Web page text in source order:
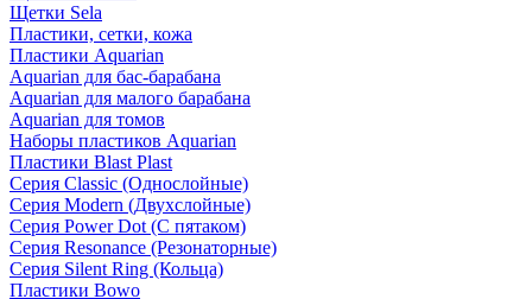
Щетки Sela
Пластики, сетки, кожа
Пластики Aquarian
Aquarian для бас-барабана
Aquarian для малого барабана
Aquarian для томов
Наборы пластиков Aquarian
Пластики Blast Plast
Серия Classic (Однослойные)
Серия Modern (Двухслойные)
Серия Power Dot (С пятаком)
Серия Resonance (Резонаторные)
Серия Silent Ring (Кольца)
Пластики Bowo